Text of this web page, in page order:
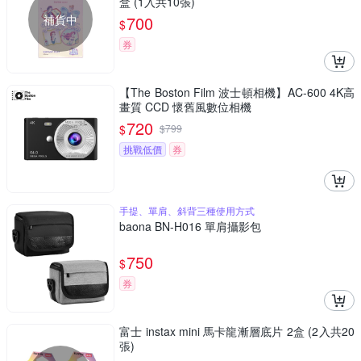
補貨中
$700
券
【The Boston Film 波士頓相機】AC-600 4K高
畫質 CCD 懷舊風數位相機
$720 $799
挑戰低價
券
手提、單肩、斜背三種使用方式
baona BN-H016 單肩攝影包
$750
券
富士 instax mini 馬卡龍漸層底片 2盒 (2入共20
張)